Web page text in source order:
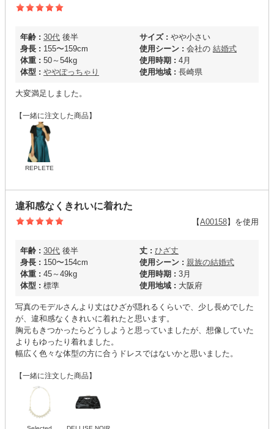
年齢 : 30代 後半
身長 : 155〜159cm
体重 : 50～54kg
体型 : ややぽっちゃり
サイズ : やや小さい
使用シーン : 会社の 結婚式
使用時期 : 4月
使用地域 : 長崎県
大変満足しました。
【一緒に注文した商品】
REPLETE
違和感なくきれいに着れた
【A00158】を使用
年齢 : 30代 後半
身長 : 150〜154cm
体重 : 45～49kg
体型 : 標準
丈 : ひざ丈
使用シーン : 親族の結婚式
使用時期 : 3月
使用地域 : 大阪府
写真のモデルさんより丈はひざが隠れるくらいで、少し長めでした
が、違和感なくきれいに着れたと思います。
胸元もきつかったらどうしようと思っていましたが、想像していた
よりもゆったり着れました。
幅広く色々な体型の方に合うドレスではないかと思いました。
【一緒に注文した商品】